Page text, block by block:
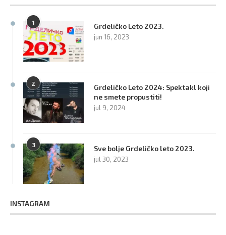
1 Grdeličko Leto 2023.
jun 16, 2023
2
Grdeličko Leto 2024: Spektakl koji
ne smete propustiti!
jul 9, 2024
3 Sve bolje Grdeličko leto 2023.
jul 30, 2023
INSTAGRAM